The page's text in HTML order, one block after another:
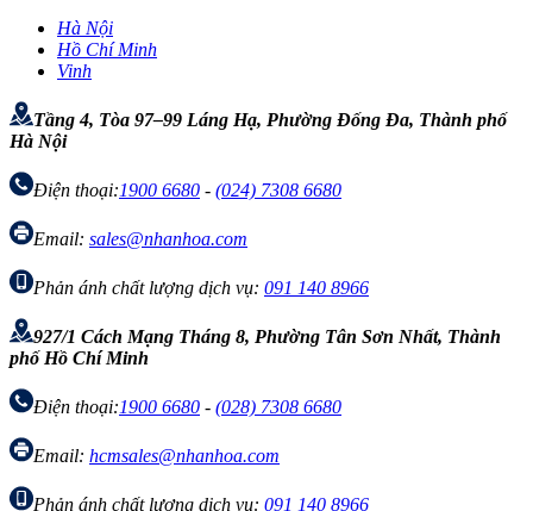
Hà Nội
Hồ Chí Minh
Vinh
Tầng 4, Tòa 97–99 Láng Hạ, Phường Đống Đa, Thành phố
Hà Nội
Điện thoại:1900 6680 - (024) 7308 6680
Email: sales@nhanhoa.com
Phản ánh chất lượng dịch vụ: 091 140 8966
927/1 Cách Mạng Tháng 8, Phường Tân Sơn Nhất, Thành
phố Hồ Chí Minh
Điện thoại:1900 6680 - (028) 7308 6680
Email: hcmsales@nhanhoa.com
Phản ánh chất lượng dịch vụ: 091 140 8966